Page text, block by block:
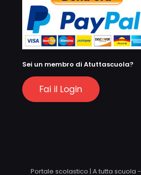
Sei un membro di Atuttascuola?
Fai il Login
Portale scolastico | A tutta scuola -